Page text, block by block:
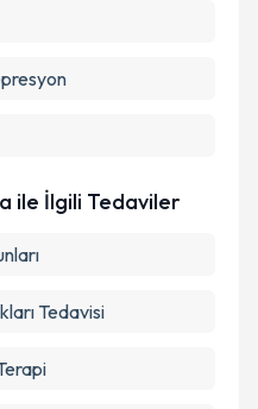
ile İlgili Tedaviler
Tedavisi